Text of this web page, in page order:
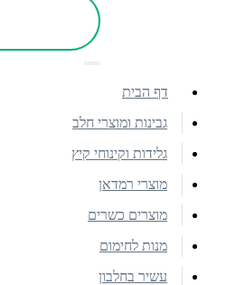
דף הבית
גבינות ומוצרי חלב
גלידות וקינוחי קיץ
מוצרי רמדאן
מוצרים כשרים
מנות לחימום
עשיר בחלבון